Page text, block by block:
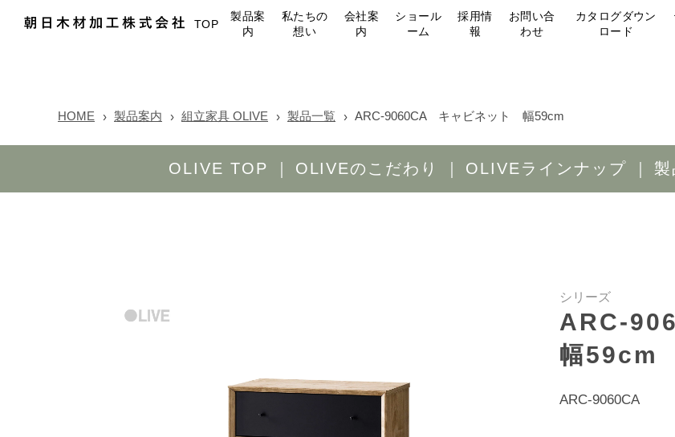
TOP
製品案
内
私たちの
想い
会社案
内
ショール
ーム
採用情
報
お問い合
わせ
カタログダウン
ロード
HOME 製品案内 組立家具 OLIVE 製品一覧 ARC-9060CA キャビネット 幅59cm
OLIVE TOP OLIVEのこだわり OLIVEラインナップ 製
シリーズ
ARC-
幅59cm
ARC-9060CA